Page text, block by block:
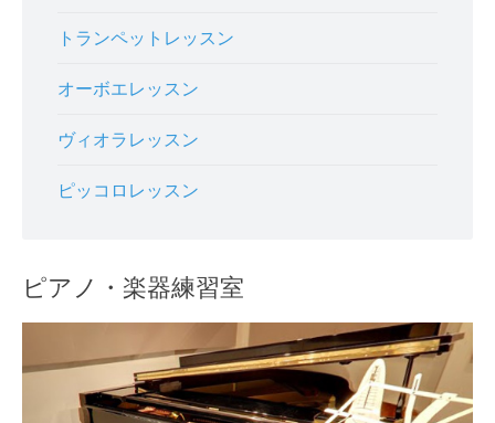
トランペットレッスン
オーボエレッスン
ヴィオラレッスン
ピッコロレッスン
ピアノ・楽器練習室